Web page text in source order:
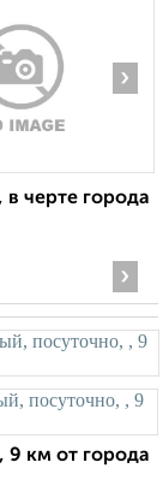
›
черте города
›
9 км от города